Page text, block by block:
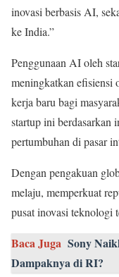
inovasi berbasis AI,
ke India.”
Penggunaan AI oleh
meningkatkan efisiensi
kerja baru bagi
startup ini berdasarkan
pertumbuhan di pasar
Dengan pengakuan
melaju, memperkuat
pusat inovasi teknologi
Baca Juga Sony
Dampaknya di RI?